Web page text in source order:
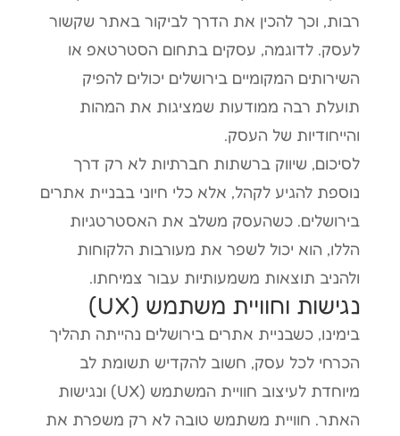
רבות, וכך להכין את הדרך לביקור באתר שקשור
לעסק. לדוגמה, עסקים בתחום הסטרטאפ או
השירותים המקומיים בירושלים יכולים להפיק
תועלת רבה ממודעות שמציגות את המהות
והייחודיות של העסק.
לסיכום, שיווק ברשתות חברתיות לא רק דרך
נוספת להגיע לקהל, אלא כלי חיוני בבניית אתרים
בירושלים. כשהעסק משלב את האסטרטגיות
הללו, הוא יכול לשפר את מעורבות הלקוחות
ולהניב תוצאות משמעותיות עבור צמיחתו.
נגישות וחוויית משתמש (UX)
בימינו, כשבניית אתרים בירושלים נהייתה תהליך
הכרחי לכל עסק, חשוב להקדיש תשומת לב
מיוחדת לעיצוב חוויית המשתמש (UX) ונגישות
האתר. חוויית משתמש טובה לא רק משפרת את